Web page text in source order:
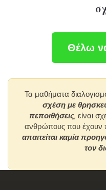
Θέλω
Τα μαθήματα
σχέση με
πεποιθήσεις, είναι
ανθρώπους που έχουν
απαιτείται καμία
τον